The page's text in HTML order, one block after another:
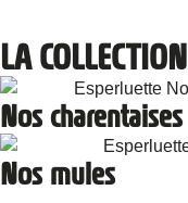
LA COLLECTION
Nos charentaises
Nos mules